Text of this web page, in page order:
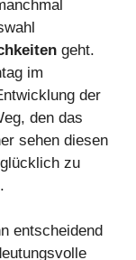
geht.
im
der
den das
sehen diesen
zu
entscheidend